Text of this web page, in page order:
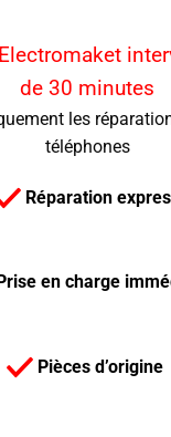
de 30 minutes
les
téléphones
Réparation
en charge
Pièces d’origine